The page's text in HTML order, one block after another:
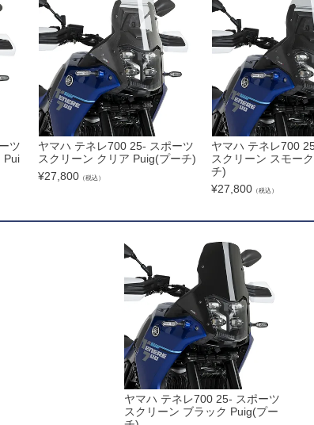
ツ
Pui
ヤマハ テネレ700 25- スポーツ
スクリーン クリア Puig(プーチ)
¥27,800 （税込）
ヤマハ テネレ700
スクリーン スモー
チ)
¥27,800 （税込）
ヤマハ テネレ700 25- スポーツ
スクリーン ブラック Puig(プー